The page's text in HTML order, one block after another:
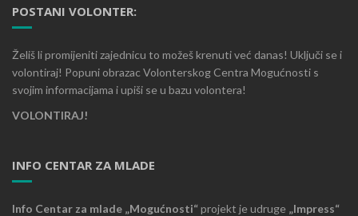
POSTANI VOLONTER:
Želiš li promijeniti zajednicu to možeš krenuti već danas! Uključi se i
volontiraj! Popuni obrazac Volonterskog Centra Mogućnosti s
svojim informacijama i upiši se u bazu volontera!
VOLONTIRAJ!
INFO CENTAR ZA MLADE
Info Centar za mlade „Mogućnosti“projekt je udruge „Impress“